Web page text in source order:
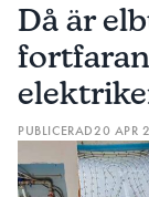
Då är
PUBLICERAD20 APR